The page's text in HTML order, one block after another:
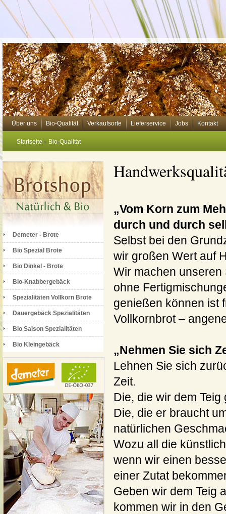
Über uns Bio-Qualität Verkaufsorte Lieferservice Jobs Kontakt
Startseite » Bio-Qualität
„Vom Korn zum
durch und durch
Selbst bei den
wir großen Wert auf
Wir machen
ohne
genießen können ist
Vollkornbrot –
„Nehmen Sie sich
Lehnen Sie sich
Zeit.
Die, die wir dem Teig
Die, die er braucht
natürlichen
Wozu all die
wenn wir einen
einer Zutat
Geben wir dem Teig
kommen wir in den
Demeter - Brote
Bio Spezial Brote
Bio Dinkel - Brote
Bio-Knabbergebäck
Spezialitäten Vollkorn Brote
Dauergebäck Spezialitäten
Bio Saison Spezialitäten
Bio Kleingebäck